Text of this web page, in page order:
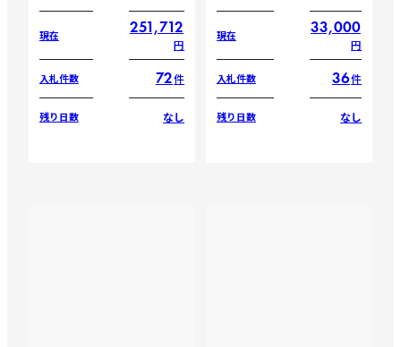
現在 251,712
円
入札件数 72件
残り日数 なし
現在 33,000
円
入札件数 36件
残り日数 なし